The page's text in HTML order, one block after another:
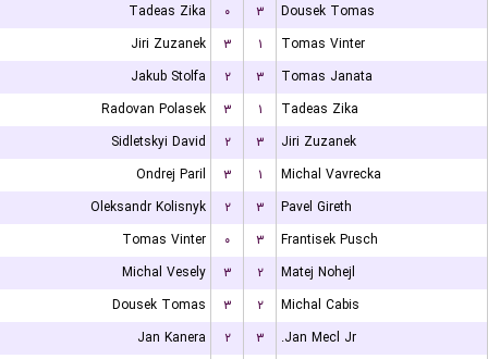
Tadeas Zika
۰ ۳
Dousek Tomas
Jiri Zuzanek
۳ ۱
Tomas Vinter
Jakub Stolfa
۲ ۳
Tomas Janata
Radovan Polasek
۳ ۱
Tadeas Zika
Sidletskyi David
۲ ۳
Jiri Zuzanek
Ondrej Paril
۳ ۱
Michal Vavrecka
Oleksandr Kolisnyk
۲ ۳
Pavel Gireth
Tomas Vinter
۰ ۳
Frantisek Pusch
Michal Vesely
۳ ۲
Matej Nohejl
Dousek Tomas
۳ ۲
Michal Cabis
Jan Kanera
۲ ۳
Jan Mecl Jr.